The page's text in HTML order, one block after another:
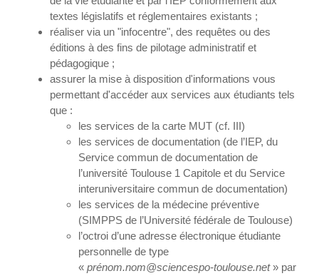
textes législatifs et réglementaires existants ;
réaliser via un "infocentre", des requêtes ou des
éditions à des fins de pilotage administratif et
pédagogique ;
assurer la mise à disposition d'informations vous
permettant d'accéder aux services aux étudiants tels
que :
les services de la carte MUT (cf. III)
les services de documentation (de l’IEP, du
Service commun de documentation de
l’université Toulouse 1 Capitole et du Service
interuniversitaire commun de documentation)
les services de la médecine préventive
(SIMPPS de l’Université fédérale de Toulouse)
l’octroi d’une adresse électronique étudiante
personnelle de type
« prénom.nom@sciencespo-toulouse.net» par